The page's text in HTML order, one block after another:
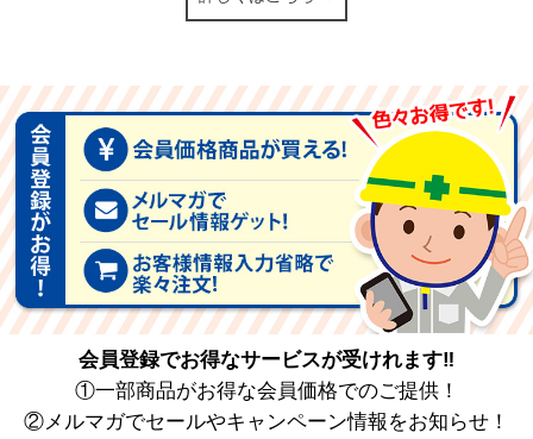
会員登録でお得なサービスが受けれます‼
①一部商品がお得な会員価格でのご提供！
②メルマガでセールやキャンペーン情報をお知らせ！